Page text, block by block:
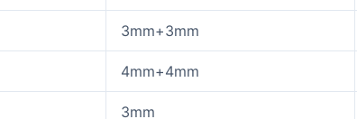
3mm+3mm
4mm+4mm
3mm